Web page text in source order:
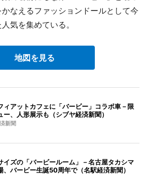
なえるファッションドールとして今
気を集めている。
地図を見る
ィアットカフェに「バービー」コラボ車－限
ー、人形展示も（シブヤ経済新聞）
新聞
イズの「バービールーム」－名古屋タカシマ
、バービー生誕50周年で（名駅経済新聞）